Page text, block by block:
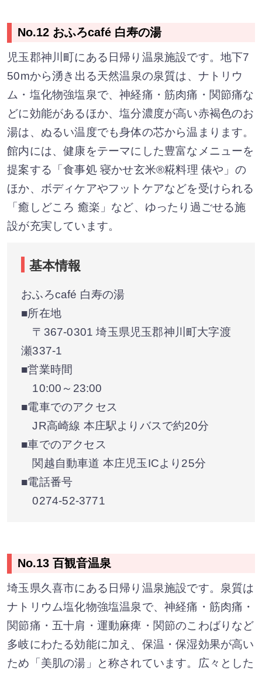
No.12 おふろcafé 白寿の湯
児玉郡神川町にある日帰り温泉施設です。地下7
50mから湧き出る天然温泉の泉質は、ナトリウ
ム・塩化物強塩泉で、神経痛・筋肉痛・関節痛な
どに効能があるほか、塩分濃度が高い赤褐色のお
湯は、ぬるい温度でも身体の芯から温まります。
館内には、健康をテーマにした豊富なメニューを
提案する「食事処 寝かせ玄米®糀料理 俵や」の
ほか、ボディケアやフットケアなどを受けられる
「癒しどころ 癒楽」など、ゆったり過ごせる施
設が充実しています。
基本情報
おふろcafé 白寿の湯
■所在地
〒367-0301 埼玉県児玉郡神川町大字渡
瀬337-1
■営業時間
10:00～23:00
■電車でのアクセス
JR高崎線 本庄駅よりバスで約20分
■車でのアクセス
関越自動車道 本庄児玉ICより25分
■電話番号
0274-52-3771
No.13 百観音温泉
埼玉県久喜市にある日帰り温泉施設です。泉質は
ナトリウム塩化物強塩温泉で、神経痛・筋肉痛・
関節痛・五十肩・運動麻痺・関節のこわばりなど
多岐にわたる効能に加え、保温・保湿効果が高い
ため「美肌の湯」と称されています。広々とした